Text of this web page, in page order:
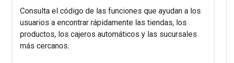
Consulta el código de las funciones que ayudan a los
usuarios a encontrar rápidamente las tiendas, los
productos, los cajeros automáticos y las sucursales
más cercanos.